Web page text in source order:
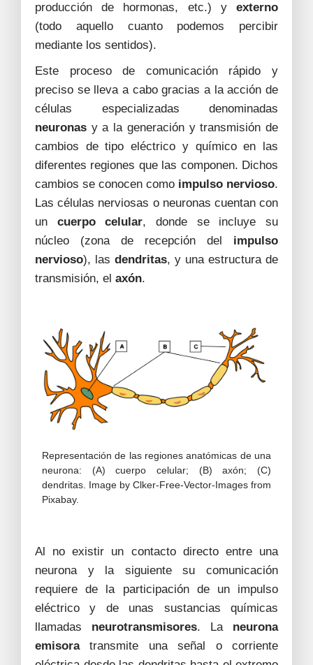
producción de hormonas, etc.) y externo
(todo aquello cuanto podemos percibir
mediante los sentidos).
Este proceso de comunicación rápido y
preciso se lleva a cabo gracias a la acción de
células especializadas denominadas
neuronas y a la generación y transmisión de
cambios de tipo eléctrico y químico en las
diferentes regiones que las componen. Dichos
cambios se conocen como impulso nervioso.
Las células nerviosas o neuronas cuentan con
un cuerpo celular, donde se incluye su
núcleo (zona de recepción del impulso
nervioso), las dendritas, y una estructura de
transmisión, el axón.
Representación de las regiones anatómicas de una
neurona: (A) cuerpo celular; (B) axón; (C)
dendritas. Image by Clker-Free-Vector-Images from
Pixabay.
Al no existir un contacto directo entre una
neurona y la siguiente su comunicación
requiere de la participación de un impulso
eléctrico y de unas sustancias químicas
llamadas neurotransmisores. La neurona
emisoratransmite una señal o corriente